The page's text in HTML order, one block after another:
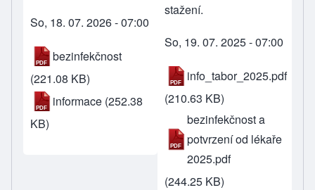
So, 18. 07. 2026 - 07:00
bezinfekčnost
(221.08 KB)
informace (252.38
KB)
stažení.
So, 19. 07. 2025 - 07:00
info_tabor_2025.pdf
(210.63 KB)
bezinfekčnost a
potvrzení od lékaře
2025.pdf
(244.25 KB)